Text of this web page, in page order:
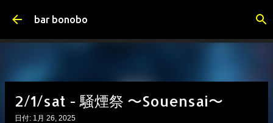
スキップしてメイン コンテンツに移動
bar bonobo
2/1/sat - 騒煙祭 〜Souensai〜
日付: 1月 26, 2025